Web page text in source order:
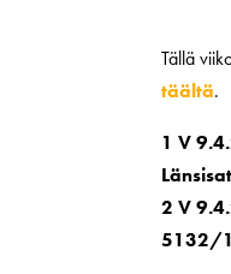
Tällä
täältä.
1 V
2 V
5132/